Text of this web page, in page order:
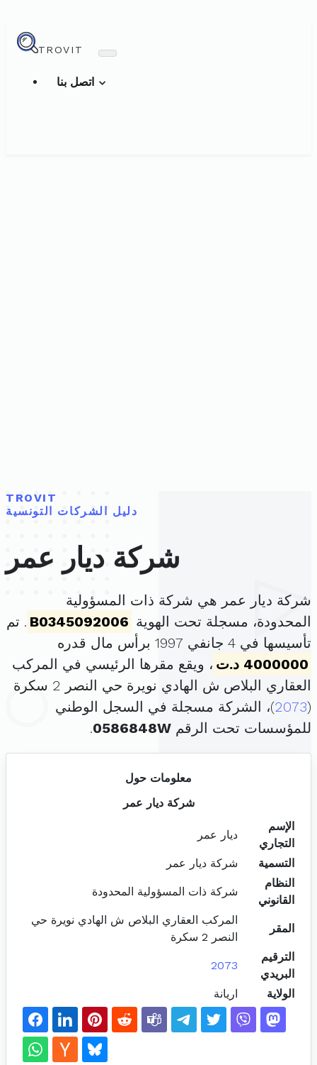
TROVIT
TROVIT
دليل الشركات التونسية
شركة ديار عمر
شركة ديار عمر هي شركة ذات المسؤولية
المحدودة، مسجلة تحت الهوية B0345092006 . تم
تأسيسها في 4 جانفي 1997 برأس مال قدره
4000000 د.ت
، ويقع مقرها الرئيسي في المركب
العقاري البلاص ش الهادي نويرة حي النصر 2 سكرة
(
2073)، الشركة مسجلة في السجل الوطني
للمؤسسات تحت الرقم 0586848W
.
معلومات حول
شركة ديار عمر
الإسم
التجاري
ديار عمر
التسمية
شركة ديار عمر
النظام
القانوني
شركة ذات المسؤولية المحدودة
المقر
المركب العقاري البلاص ش الهادي نويرة حي
النصر 2 سكرة
الترقيم
البريدي
2073
الولاية اريانة